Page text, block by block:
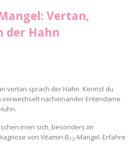
Vertan,
der Hahn
vertan sprach der Hahn. Kennst du
verwechselt nacheinander Entendame
irren sich, besonders im
von Vitamin-B12-Mangel. Erfahre